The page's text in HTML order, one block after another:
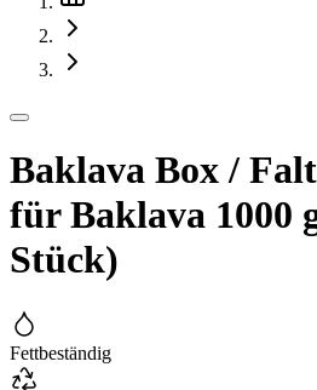
Baklava Box /
für Baklava 1000
Stück)
Fettbeständig